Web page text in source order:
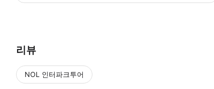
리뷰
NOL 인터파크투어